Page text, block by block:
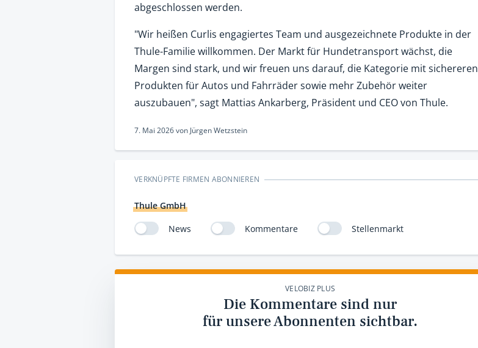
abgeschlossen werden.
"Wir heißen Curlis engagiertes Team und ausgezeichnete Produkte in der
Thule-Familie willkommen. Der Markt für Hundetransport wächst, die
Margen sind stark, und wir freuen uns darauf, die Kategorie mit sichereren
Produkten für Autos und Fahrräder sowie mehr Zubehör weiter
auszubauen", sagt Mattias Ankarberg, Präsident und CEO von Thule.
7. Mai 2026von Jürgen Wetzstein
VERKNÜPFTE FIRMEN ABONNIEREN
Thule GmbH
News
Kommentare Stellenmarkt
VELOBIZ PLUS
Die Kommentare sind nur
für unsere Abonnenten sichtbar.